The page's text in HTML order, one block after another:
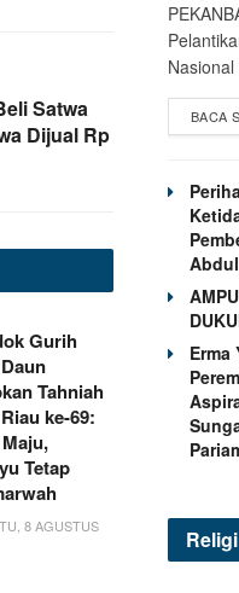
Satwa
Dijual Rp
Gurih
Tahniah
ke-69:
Tetap
8 AGUSTUS
BACA
Erma
Religi